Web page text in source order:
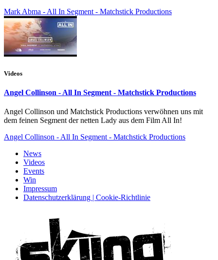
Mark Abma - All In Segment - Matchstick Productions
Videos
Angel Collinson - All In Segment - Matchstick Productions
Angel Collinson und Matchstick Productions verwöhnen uns mit
dem feinen Segment der netten Lady aus dem Film All In!
Angel Collinson - All In Segment - Matchstick Productions
News
Videos
Events
Win
Impressum
Datenschutzerklärung | Cookie-Richtlinie